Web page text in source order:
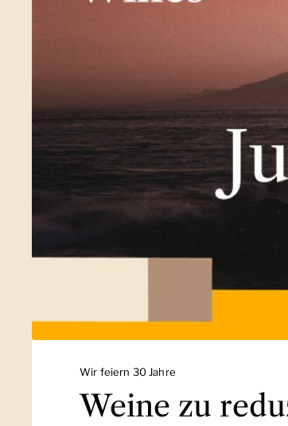
Wir feiern 30 Jahre
Weine zu